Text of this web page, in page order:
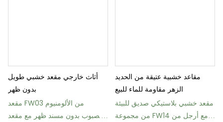
أثاث خارجي مقعد خشبي طويل
بدون ظهر
مقعد FW03 من الألومنيوم
المصبوب بدون مسند ظهر مع مقعد
مقاعد خشبية عتيقة من الحديد
الزهر مقاومة للماء للبيع
مقعد خشبي بلاستيكي صديق للبيئة
من مجموعة FW14 مع أرجل من